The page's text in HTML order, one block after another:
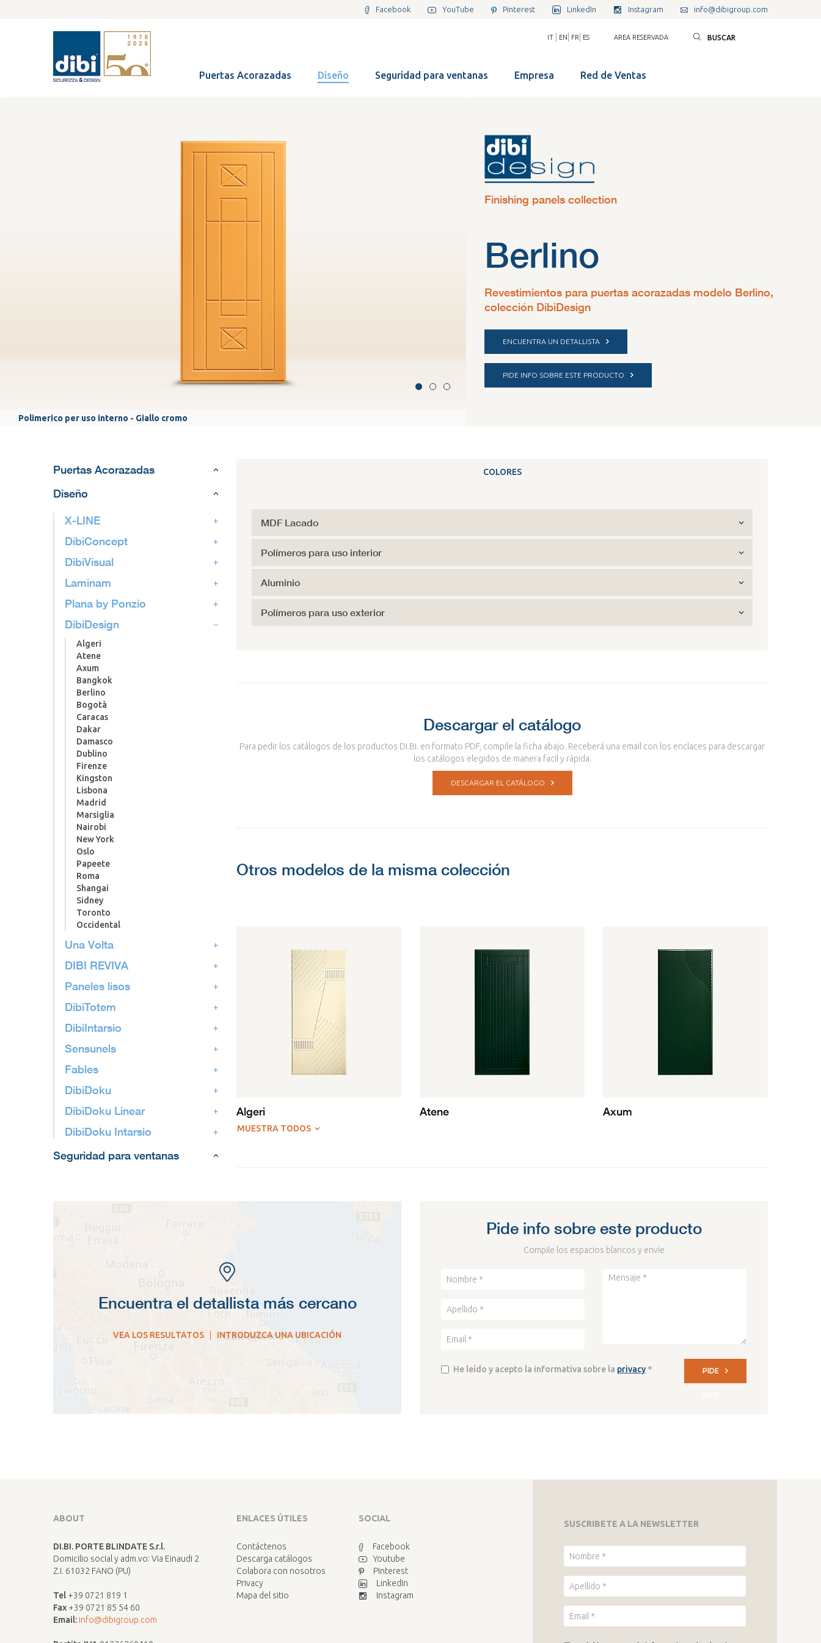
Facebook YouTube Pinterest LinkedIn Instagram info@dibigroup.com
IT EN FR ES AREA RESERVADA CERCA NEL SITO
Puertas Acorazadas Diseño Seguridad para ventanas Empresa Red de Ventas
Polimerico per uso interno - Giallo cromo
Finishing panels collection
Berlino
Revestimientos para puertas acorazadas modelo Berlino,
colección DibiDesign
ENCUENTRA UN DETALLISTA
PIDE INFO SOBRE ESTE PRODUCTO
Puertas Acorazadas
Diseño
X-LINE
DibiConcept
DibiVisual
Laminam
Plana by Ponzio
DibiDesign
Algeri
Atene
Axum
Bangkok
Berlino
Bogotà
Caracas
Dakar
Damasco
Dublino
Firenze
Kingston
Lisbona
Madrid
Marsiglia
Nairobi
New York
Oslo
Papeete
Roma
Shangai
Sidney
Toronto
Occidental
Una Volta
DIBI REVIVA
Paneles lisos
DibiTotem
DibiIntarsio
Sensunels
Fables
DibiDoku
DibiDoku Linear
DibiDoku Intarsio
Seguridad para ventanas
COLORES
MDF Lacado
Polímeros para uso interior
Aluminio
Polímeros para uso exterior
Descargar el catálogo
Para pedir los catálogos de los productos Di.Bi. en formato PDF, compile la ficha abajo. Receberá una email con los enclaces para descargar
los catálogos elegidos de manera facil y rápida.
DESCARGAR EL CATÁLOGO
Otros modelos de la misma colección
Algeri Atene Axum
MUESTRA TODOS
Encuentra el detallista más cercano
VEA LOS RESULTATOS INTRODUZCA UNA UBICACIÓN
Pide info sobre este producto
Compile los espacios blancos y envíe
He leído y acepto la informativa sobre la privacy * PIDE
ABOUT
DI.BI. PORTE BLINDATE S.r.l.
Domicilio social y adm.vo: Via Einaudi 2
Z.I. 61032 FANO (PU)
Tel +39 0721 819 1
Fax +39 0721 85 54 60
Email: info@dibigroup.com
ENLACES ÚTILES
Contáctenos
Descarga catálogos
Colabora con nosotros
Privacy
Mapa del sitio
SOCIAL
Facebook
Youtube
Pinterest
LinkedIn
Instagram
SUSCRIBETE A LA NEWSLETTER